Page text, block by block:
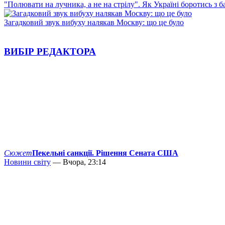
"Полювати на лучника, а не на стрілу". Як Україні боротись з
Загадковий звук вибуху налякав Москву: що це було
ВИБІР РЕДАКТОРА
СюжетПекельні санкції. Рішення Сената США
Новини світу — Вчора, 23:14